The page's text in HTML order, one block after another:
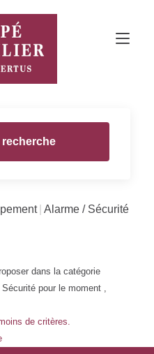
recherche
Alarme / Sécurité
dans la catégorie
pour le moment ,
de critères.